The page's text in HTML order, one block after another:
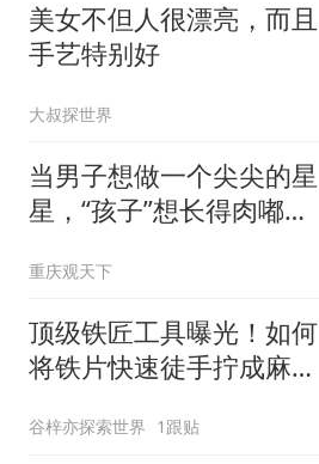
美女不但人很漂亮，而且
手艺特别好
大叔探世界
当男子想做一个尖尖的星
星，“孩子”想长得肉嘟嘟
重庆观天下
顶级铁匠工具曝光！如何
将铁片快速徒手拧成麻花
谷梓亦探索世界 1跟贴